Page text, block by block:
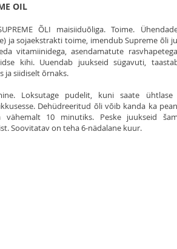
OIL
ÕLI maisiiduõliga. Toime.
ja sojaekstrakti toime, imendub Supreme õli
vitamiinidega, asendamatute
kihi. Uuendab juukseid sügavuti,
ja siidiselt õrnaks.
Loksutage pudelit, kuni saate
Dehüdreeritud õli võib kanda ka
vähemalt 10 minutiks. Peske juukseid
Soovitatav on teha 6-nädalane kuur.